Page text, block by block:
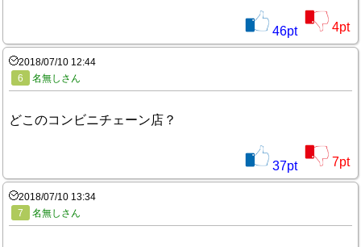
46pt 4pt
2018/07/10 12:44
6
名無しさん
どこのコンビニチェーン店？
37pt 7pt
2018/07/10 13:34
7
名無しさん